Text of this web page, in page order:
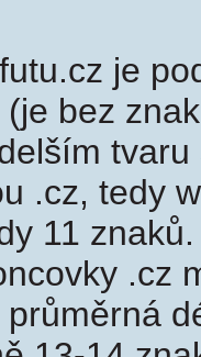
je
bez
.cz, tedy
11
.cz
průměrná